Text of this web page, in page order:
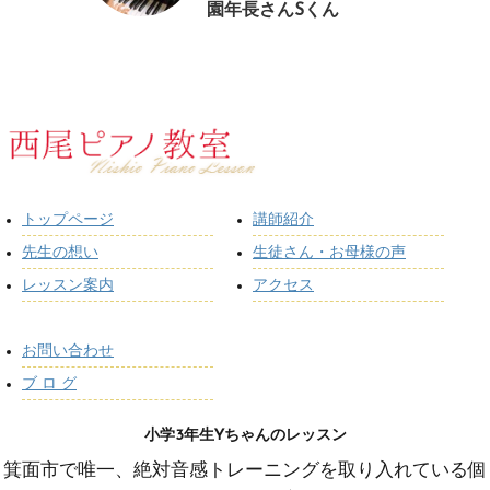
園年長さんSくん
トップページ
先生の想い
レッスン案内
講師紹介
生徒さん・お母様の声
アクセス
お問い合わせ
ブ ロ グ
小学3年生Yちゃんのレッスン
箕面市で唯一、絶対音感トレーニングを取り入れている個